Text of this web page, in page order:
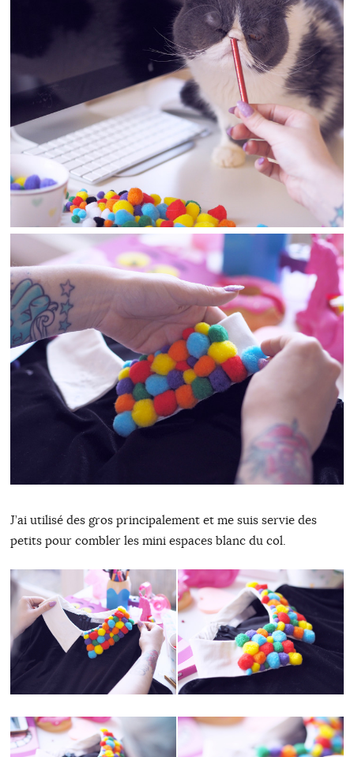
J’ai utilisé des gros principalement et me suis servie des
petits pour combler les mini espaces blanc du col.